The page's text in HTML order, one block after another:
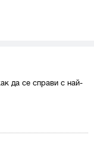
да се справи с най-